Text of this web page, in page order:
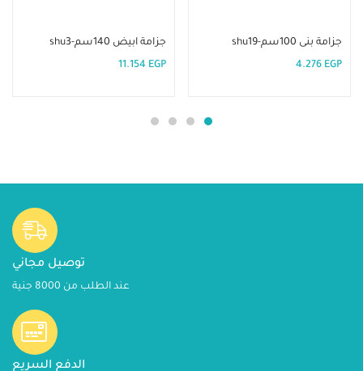
جزامة بنى 100سم-shu19
4.276 EGP
جزامة ابيض 140سم-shu3
11.154 EGP
توصيل مجاني
عند الطلب من 8000 جنية
الدفع السريع